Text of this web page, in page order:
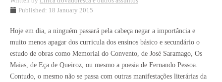
Published: 18 January 2015
Hoje em dia, a ninguém passará pela cabeça negar a importância e
muito menos apagar dos curricula dos ensinos básico e secundário o
estudo de obras como Memorial do Convento, de José Saramago, Os
Maias, de Eça de Queiroz, ou mesmo a poesia de Fernando Pessoa.
Contudo, o mesmo não se passa com outras manifestações literárias da